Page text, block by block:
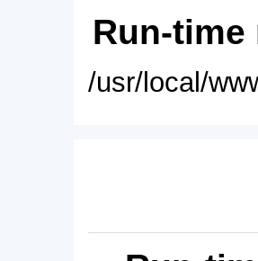
Run-time
/usr/local/